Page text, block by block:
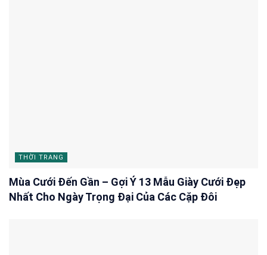
THỜI TRANG
Mùa Cưới Đến Gần – Gợi Ý 13 Mẫu Giày Cưới Đẹp
Nhất Cho Ngày Trọng Đại Của Các Cặp Đôi